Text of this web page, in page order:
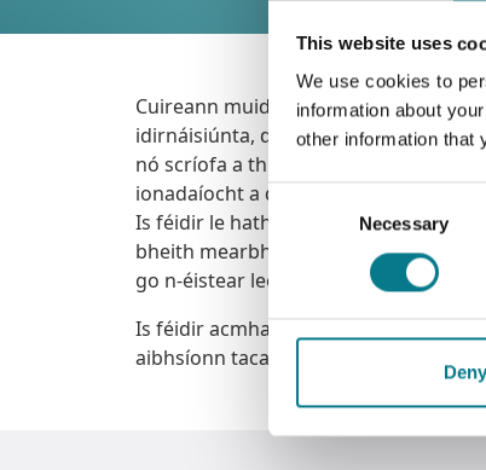
This website uses
We use cookies to
information about
other information that
Consent
Selection
Necessary
Deny
Cuireann muid comhairle dlí agus
idirnáisiúnta, dlí teaghlaigh, agus
nó scríofa a thugann conntae nó
ionadaíocht a dhéanamh ort i do
Is féidir le hathruithe teaghlaigh
bheith mearbhall, faoi bhrú agus
go n-éistear leo.
Is féidir acmhainní agus físeáin a
aibhsíonn tacaíochtaí ionas nach